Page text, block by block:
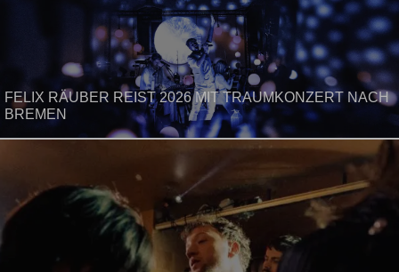
FELIX RÄUBER REIST 2026 MIT TRAUMKONZERT NACH
BREMEN